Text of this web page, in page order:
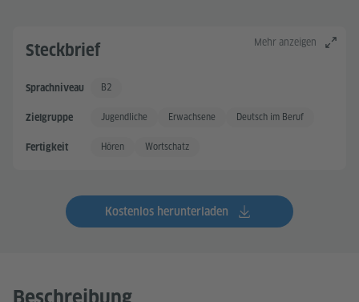
Mehr anzeigen
Steckbrief
Sprachniveau Gute Sprachkenntnisse +
B2
Zielgruppe Jugendliche Erwachsene Deutsch im Beruf
Fertigkeit Hören Wortschatz
Kostenlos herunterladen